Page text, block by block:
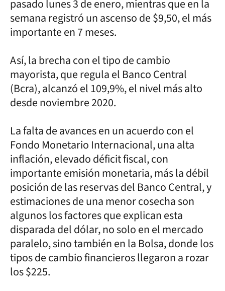
pasado lunes 3 de enero, mientras que en la
semana registró un ascenso de $9,50, el más
importante en 7 meses.
Así, la brecha con el tipo de cambio
mayorista, que regula el Banco Central
(Bcra), alcanzó el 109,9%, el nivel más alto
desde noviembre 2020.
La falta de avances en un acuerdo con el
Fondo Monetario Internacional, una alta
inflación, elevado déficit fiscal, con
importante emisión monetaria, más la débil
posición de las reservas del Banco Central, y
estimaciones de una menor cosecha son
algunos los factores que explican esta
disparada del dólar, no solo en el mercado
paralelo, sino también en la Bolsa, donde los
tipos de cambio financieros llegaron a rozar
los $225.